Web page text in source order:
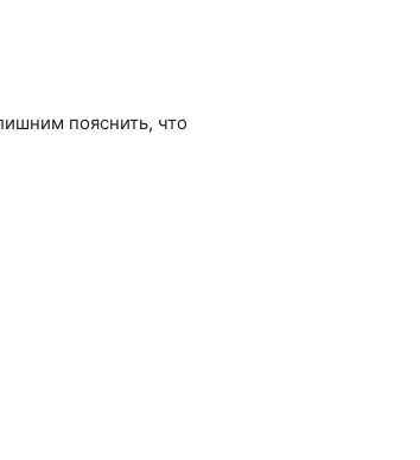
пояснить, что